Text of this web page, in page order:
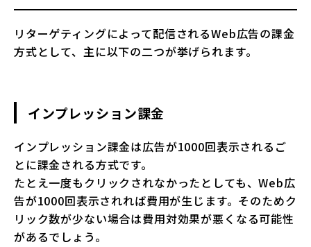
リターゲティングによって配信されるWeb広告の課金
方式として、主に以下の二つが挙げられます。
インプレッション課金
インプレッション課金は広告が1000回表示されるご
とに課金される方式です。
たとえ一度もクリックされなかったとしても、Web広
告が1000回表示されれば費用が生じます。そのためク
リック数が少ない場合は費用対効果が悪くなる可能性
があるでしょう。